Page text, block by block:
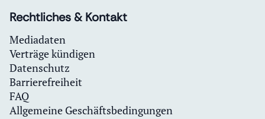
Rechtliches & Kontakt
Mediadaten
Verträge kündigen
Datenschutz
Barrierefreiheit
FAQ
Allgemeine Geschäftsbedingungen